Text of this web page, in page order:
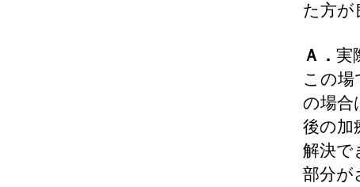
た方が
Ａ． 実
この
の場合
後の加
解決で
部分が